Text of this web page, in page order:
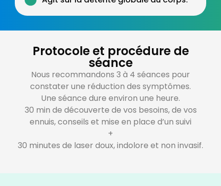
Protocole et procédure de
séance
Nous recommandons 3 à 4 séances pour
constater une réduction des symptômes.
Une séance dure environ une heure.
30 min de découverte de vos besoins, de vos
ennuis, conseils et mise en place d’un suivi
+
30 minutes de laser doux, indolore et non invasif.